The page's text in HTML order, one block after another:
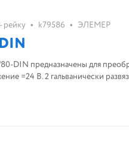
рейку • k79586 • ЭЛЕМЕР
DIN предназначены для
=24 В. 2 гальванически